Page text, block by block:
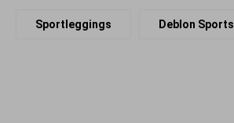
Sportleggings Deblon Sports